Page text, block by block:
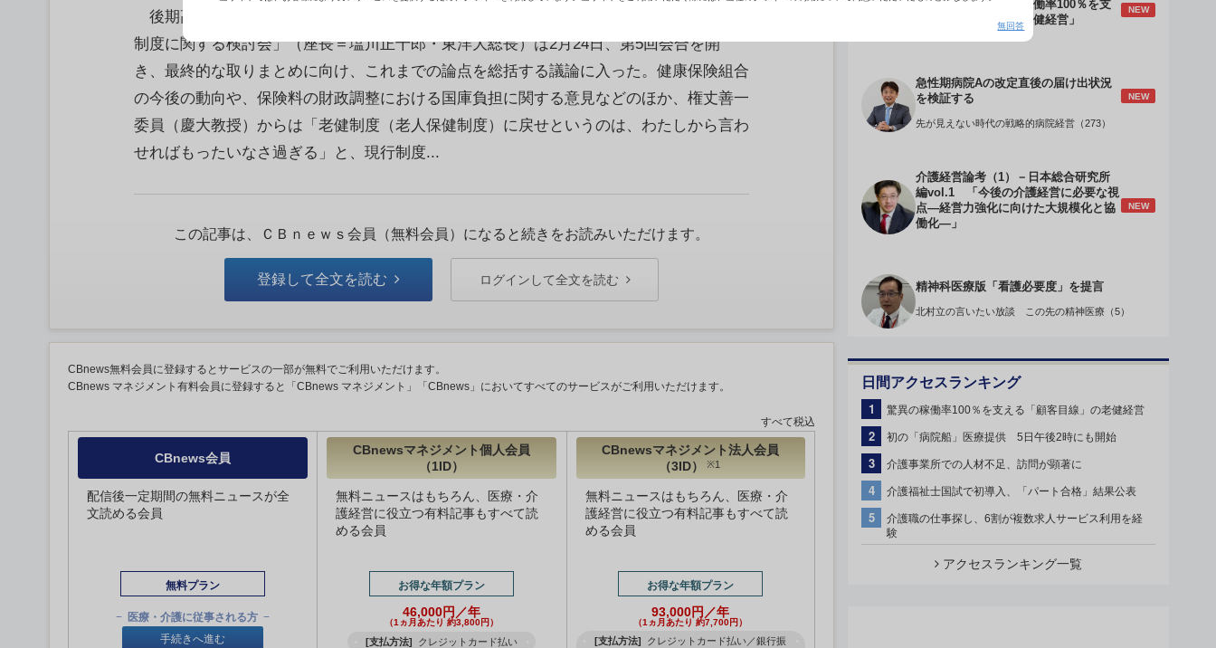
後期高齢者医療制度の見直しについて検討する舛添要一厚生労働相直属の「高齢者医療
制度に関する検討会」（座長＝塩川正十郎・東洋大総長）は2月24日、第5回会合を開
き、最終的な取りまとめに向け、これまでの論点を総括する議論に入った。健康保険組合
の今後の動向や、保険料の財政調整における国庫負担に関する意見などのほか、権丈善一
委員（慶大教授）からは「老健制度（老人保健制度）に戻せというのは、わたしから言わ
せればもったいなさ過ぎる」と、現行制度...
この記事は、ＣＢｎｅｗｓ会員（無料会員）になると続きをお読みいただけます。
登録して全文を読む ログインして全文を読む
CBnews無料会員に登録するとサービスの一部が無料でご利用いただけます。
CBnews マネジメント有料会員に登録すると「CBnews マネジメント」「CBnews」においてすべてのサービスがご利用いただけます。
すべて税込
CBnews会員
配信後一定期間の無料ニュースが全
文読める会員
無料プラン
医療・介護に従事される方
手続きへ進む
CBnewsマネジメント個人会員
（1ID）
無料ニュースはもちろん、医療・介
護経営に役立つ有料記事もすべて読
める会員
お得な年額プラン
46,000円／年
（1ヵ月あたり 約3,800円）
[支払方法] クレジットカード払い
CBnewsマネジメント法人会員
（3ID）
※1
無料ニュースはもちろん、医療・介
護経営に役立つ有料記事もすべて読
める会員
お得な年額プラン
93,000円／年
（1ヵ月あたり 約7,700円）
[支払方法]
クレジットカード払い／銀行振
誠理事長 「驚異の稼働率100％を支
える『顧客目線』の老健経営」
NEW
急性期病院Aの改定直後の届け出状況
を検証する
NEW
先が見えない時代の戦略的病院経営（273）
介護経営論考（1）－日本総合研究所
編vol.1 「今後の介護経営に必要な視
点―経営力強化に向けた大規模化と協
働化―」
NEW
精神科医療版「看護必要度」を提言
北村立の言いたい放談 この先の精神医療（5）
日間アクセスランキング
1 驚異の稼働率100％を支える「顧客目線」の老健経営
2 初の「病院船」医療提供 5日午後2時にも開始
3 介護事業所での人材不足、訪問が顕著に
4 介護福祉士国試で初導入、「パート合格」結果公表
5
介護職の仕事探し、6割が複数求人サービス利用を経
験
アクセスランキング一覧
無回答